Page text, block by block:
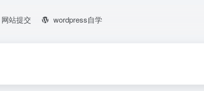
网站提交 wordpress自学